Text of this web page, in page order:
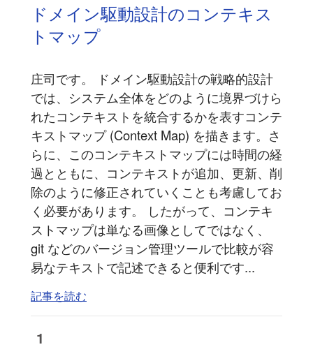
ドメイン駆動設計のコンテキス
トマップ
庄司です。 ドメイン駆動設計の戦略的設計
では、システム全体をどのように境界づけら
れたコンテキストを統合するかを表すコンテ
キストマップ (Context Map) を描きます。さ
らに、このコンテキストマップには時間の経
過とともに、コンテキストが追加、更新、削
除のように修正されていくことも考慮してお
く必要があります。 したがって、コンテキ
ストマップは単なる画像としてではなく、
git などのバージョン管理ツールで比較が容
易なテキストで記述できると便利です...
記事を読む
1